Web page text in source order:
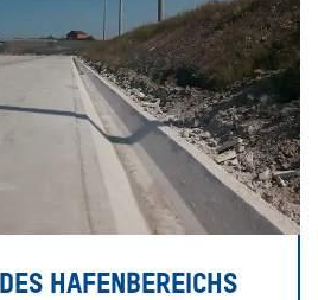
HAFENBEREICHS